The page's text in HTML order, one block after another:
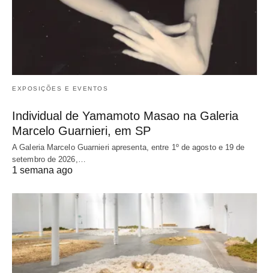
EXPOSIÇÕES E EVENTOS
Individual de Yamamoto Masao na Galeria
Marcelo Guarnieri, em SP
A Galeria Marcelo Guarnieri apresenta, entre 1º de agosto e 19 de
setembro de 2026,…
1 semana ago